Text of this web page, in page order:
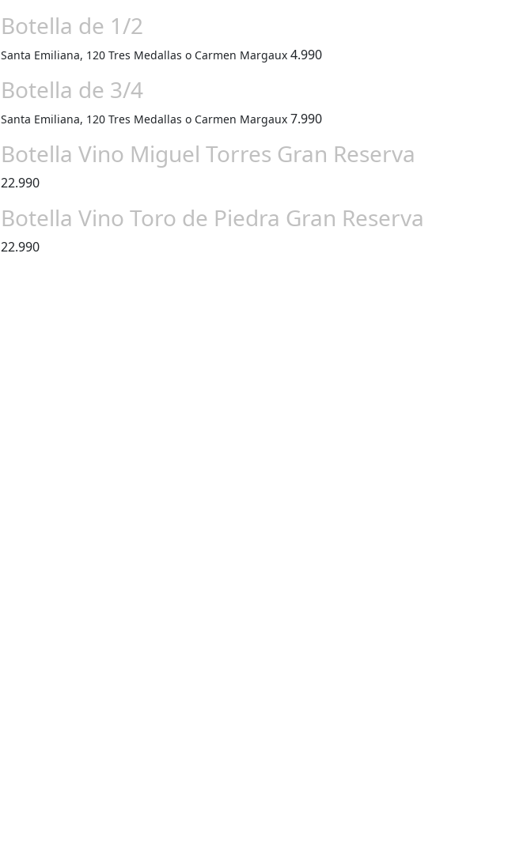
Botella de 1/2
Santa Emiliana, 120 Tres Medallas o Carmen Margaux 4.990
Botella de 3/4
Santa Emiliana, 120 Tres Medallas o Carmen Margaux 7.990
Botella Vino Miguel Torres Gran Reserva
22.990
Botella Vino Toro de Piedra Gran Reserva
22.990